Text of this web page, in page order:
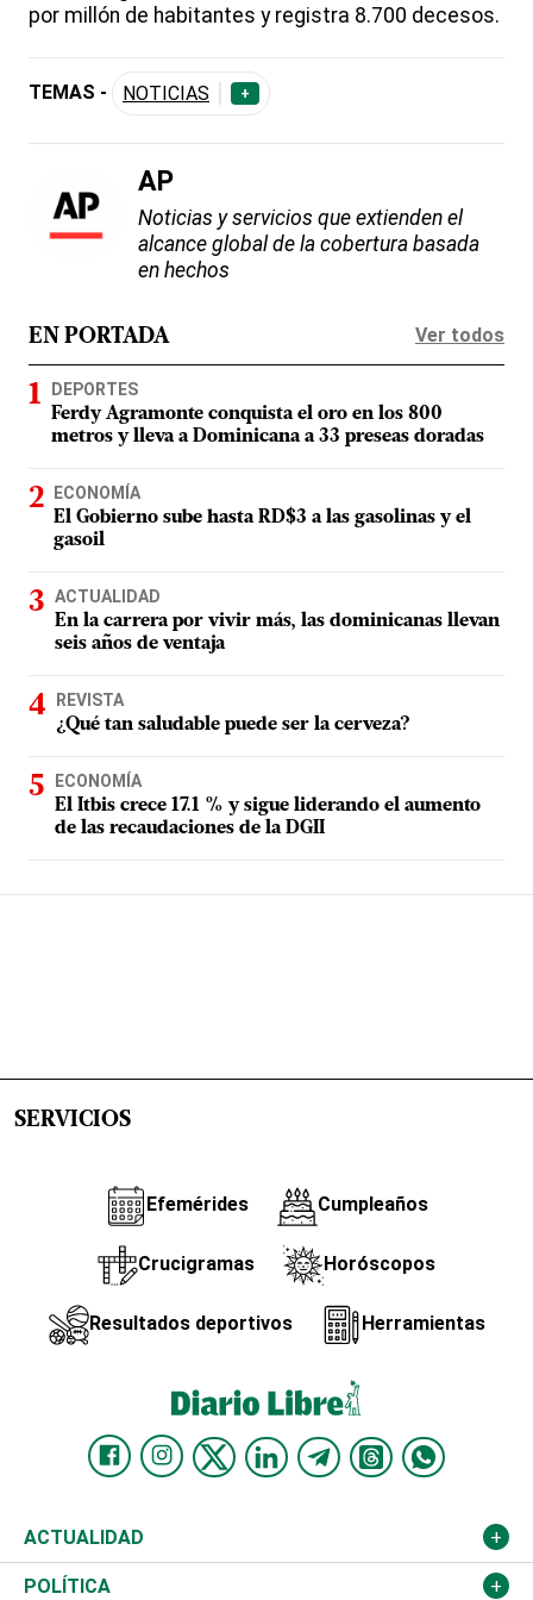
por millón de habitantes y registra 8.700 decesos.
TEMAS - NOTICIAS +
AP
Noticias y servicios que extienden el
alcance global de la cobertura basada
en hechos
EN PORTADA Ver todos
DEPORTES
Ferdy Agramonte conquista el oro en los 800
metros y lleva a Dominicana a 33 preseas doradas
ECONOMÍA
El Gobierno sube hasta RD$3 a las gasolinas y el
gasoil
ACTUALIDAD
En la carrera por vivir más, las dominicanas llevan
seis años de ventaja
REVISTA
¿Qué tan saludable puede ser la cerveza?
ECONOMÍA
El Itbis crece 17.1 % y sigue liderando el aumento
de las recaudaciones de la DGII
SERVICIOS
Efemérides Cumpleaños
Crucigramas Horóscopos
Resultados deportivos Herramientas
ACTUALIDAD
Nacional
POLÍTICA